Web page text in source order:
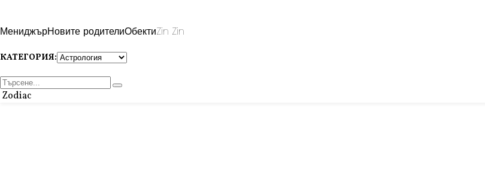
МениджърНовите родителиОбектиZin Zin
КАТЕГОРИЯ:
Zodiac